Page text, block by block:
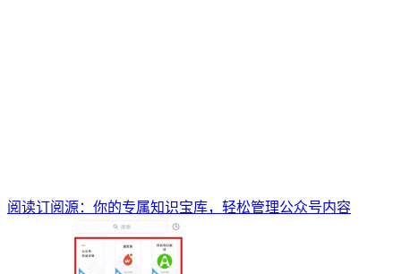
阅读订阅源：你的专属知识宝库，轻松管理公众号内容